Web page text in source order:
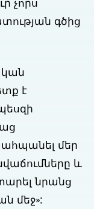
չորս
գծից
է
մեր
և
նրանց
մեջ»: